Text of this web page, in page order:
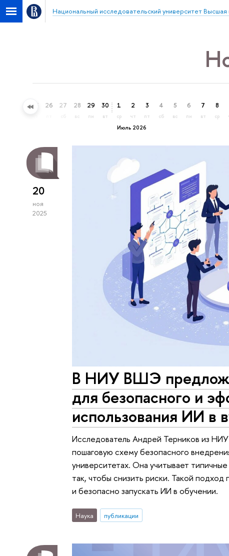
Национальный исследовательский университет Высшая
25 26 27 28
вс
29
пн
30
вт
Июль 2026
1
ср
2
чт
3
пт
4
сб
5
вс
6
пн
7
вт
8
ср
20
ноя
2025
В НИУ ВШЭ
для безопасного и
использования ИИ в
Исследователь Андрей Терников из
пошаговую схему безопасного
университетах. Она учитывает
так, чтобы снизить риски. Такой подход
и безопасно запускать ИИ в обучении.
Наука публикации